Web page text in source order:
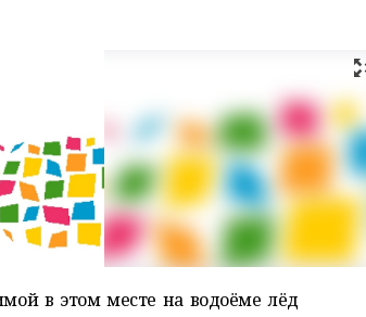
в этом месте на водоёме лёд